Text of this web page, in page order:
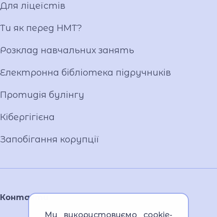
Контакти
Фотогалерея
Відеогалерея
Вакансії
Публічна інформація
Для ліцеїстів
Ти як перед НМТ?
Розклад навчальних занять
Електронна бібліотека підручників
Протидія булінгу
Кібергігієна
Запобігання корупції
Ми використовуємо cookie-